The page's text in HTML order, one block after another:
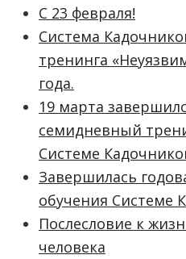
С 23 февраля!
Система
тренинга
года.
19 марта
семидневный
Системе
Завершилась
обучения Системе
Послесловие к
человека